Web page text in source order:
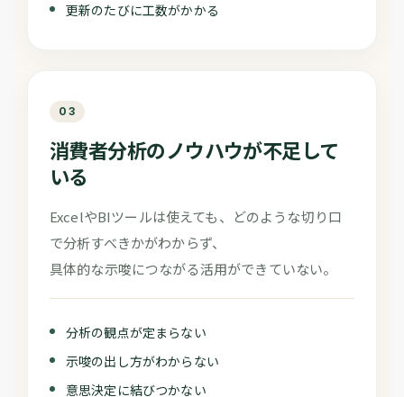
更新のたびに工数がかかる
03
消費者分析のノウハウが不足して
いる
ExcelやBIツールは使えても、どのような切り口
で分析すべきかがわからず、
具体的な示唆につながる活用ができていない。
分析の観点が定まらない
示唆の出し方がわからない
意思決定に結びつかない